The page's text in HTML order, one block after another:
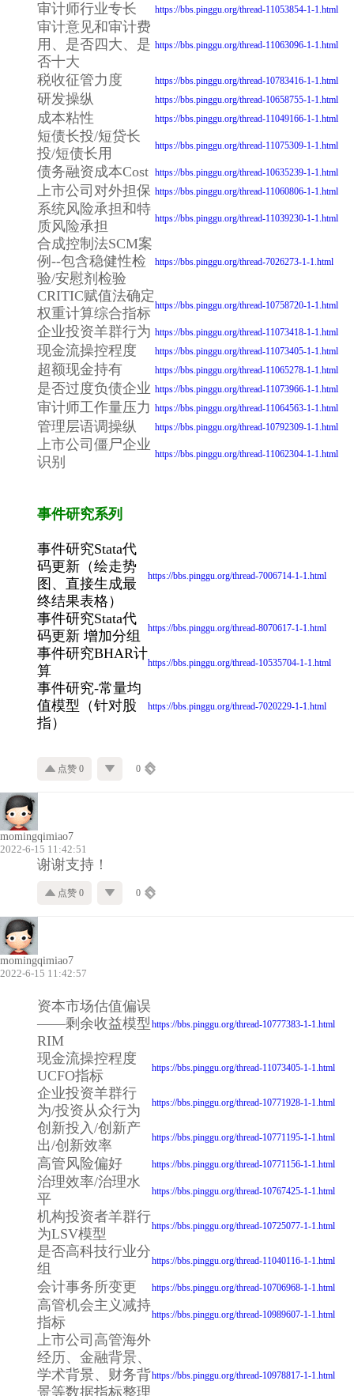
审计师行业专长 https://bbs.pinggu.org/thread-11053854-1-1.html
审计意见和审计费
用、是否四大、是
否十大
https://bbs.pinggu.org/thread-11063096-1-1.html
税收征管力度 https://bbs.pinggu.org/thread-10783416-1-1.html
研发操纵 https://bbs.pinggu.org/thread-10658755-1-1.html
成本粘性 https://bbs.pinggu.org/thread-11049166-1-1.html
短债长投/短贷长
投/短债长用
https://bbs.pinggu.org/thread-11075309-1-1.html
债务融资成本Cost https://bbs.pinggu.org/thread-10635239-1-1.html
上市公司对外担保 https://bbs.pinggu.org/thread-11060806-1-1.html
系统风险承担和特
质风险承担
https://bbs.pinggu.org/thread-11039230-1-1.html
合成控制法SCM案
例--包含稳健性检
验/安慰剂检验
https://bbs.pinggu.org/thread-7026273-1-1.html
CRITIC赋值法确定
权重计算综合指标 https://bbs.pinggu.org/thread-10758720-1-1.html
企业投资羊群行为 https://bbs.pinggu.org/thread-11073418-1-1.html
现金流操控程度 https://bbs.pinggu.org/thread-11073405-1-1.html
超额现金持有 https://bbs.pinggu.org/thread-11065278-1-1.html
是否过度负债企业 https://bbs.pinggu.org/thread-11073966-1-1.html
审计师工作量压力 https://bbs.pinggu.org/thread-11064563-1-1.html
管理层语调操纵 https://bbs.pinggu.org/thread-10792309-1-1.html
上市公司僵尸企业
识别
https://bbs.pinggu.org/thread-11062304-1-1.html
事件研究系列
事件研究Stata代
码更新（绘走势
图、直接生成最
终结果表格）
https://bbs.pinggu.org/thread-7006714-1-1.html
事件研究Stata代
码更新 增加分组
https://bbs.pinggu.org/thread-8070617-1-1.html
事件研究BHAR计
算
https://bbs.pinggu.org/thread-10535704-1-1.html
事件研究-常量均
值模型（针对股
指）
https://bbs.pinggu.org/thread-7020229-1-1.html
点赞 0 0
momingqimiao7
2022-6-15 11:42:51
谢谢支持！
点赞 0 0
momingqimiao7
2022-6-15 11:42:57
资本市场估值偏误
——剩余收益模型
RIM
https://bbs.pinggu.org/thread-10777383-1-1.html
现金流操控程度
UCFO指标
https://bbs.pinggu.org/thread-11073405-1-1.html
企业投资羊群行
为/投资从众行为
https://bbs.pinggu.org/thread-10771928-1-1.html
创新投入/创新产
出/创新效率
https://bbs.pinggu.org/thread-10771195-1-1.html
高管风险偏好 https://bbs.pinggu.org/thread-10771156-1-1.html
治理效率/治理水
平
https://bbs.pinggu.org/thread-10767425-1-1.html
机构投资者羊群行
为LSV模型
https://bbs.pinggu.org/thread-10725077-1-1.html
是否高科技行业分
组
https://bbs.pinggu.org/thread-11040116-1-1.html
会计事务所变更 https://bbs.pinggu.org/thread-10706968-1-1.html
高管机会主义减持
指标
https://bbs.pinggu.org/thread-10989607-1-1.html
上市公司高管海外
经历、金融背景、
学术背景、财务背
景等数据指标整理
https://bbs.pinggu.org/thread-10978817-1-1.html